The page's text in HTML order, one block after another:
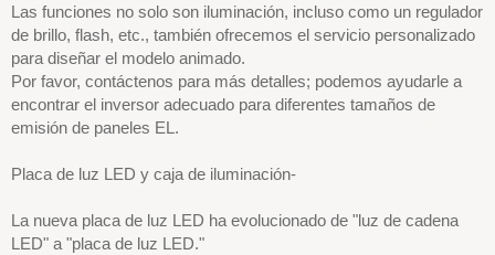
Las funciones no solo son iluminación, incluso como un regulador
de brillo, flash, etc., también ofrecemos el servicio personalizado
para diseñar el modelo animado.
Por favor, contáctenos para más detalles; podemos ayudarle a
encontrar el inversor adecuado para diferentes tamaños de
emisión de paneles EL.
Placa de luz LED y caja de iluminación-
La nueva placa de luz LED ha evolucionado de "luz de cadena
LED" a "placa de luz LED."